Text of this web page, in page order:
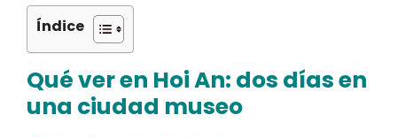
Índice
Qué ver en Hoi An: dos días en
una ciudad museo